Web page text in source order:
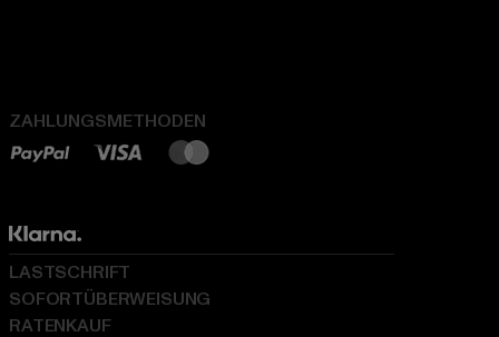
ZAHLUNGSMETHODEN
LASTSCHRIFT
SOFORTÜBERWEISUNG
RATENKAUF